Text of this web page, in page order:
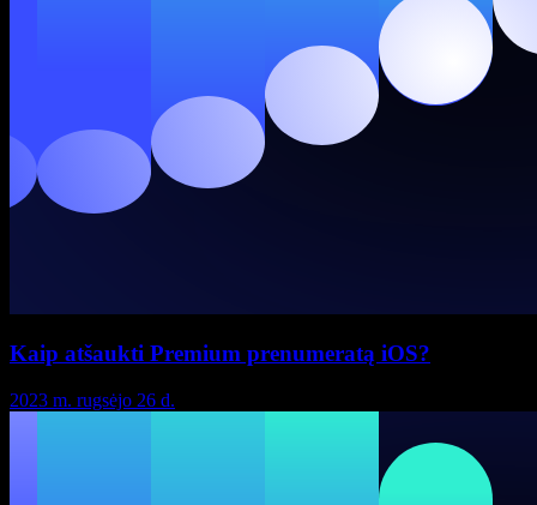
Kaip atšaukti Premium prenumeratą iOS?
2023 m. rugsėjo 26 d.